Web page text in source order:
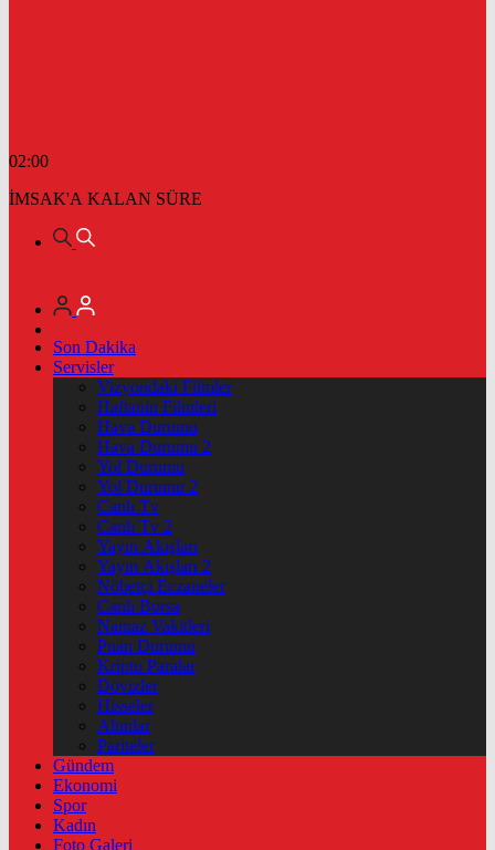
02:00
İMSAK'A KALAN SÜRE
Son Dakika
Servisler
Vizyondaki Filmler
Haftanin Filmleri
Hava Durumu
Hava Durumu 2
Yol Durumu
Yol Durumu 2
Canlı Tv
Canlı Tv 2
Yayın Akışları
Yayın Akışları 2
Nöbetçi Eczaneler
Canlı Borsa
Namaz Vakitleri
Puan Durumu
Kripto Paralar
Dövizler
Hisseler
Altınlar
Pariteler
Gündem
Ekonomi
Spor
Kadın
Foto Galeri